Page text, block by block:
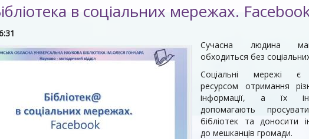
в соціальних мережах.
Сучасна людина
обходиться без
Соціальні мережі є
ресурсом отримання
інформації, а їх
допомагають
бібліотек та доносити
до мешканців громади.